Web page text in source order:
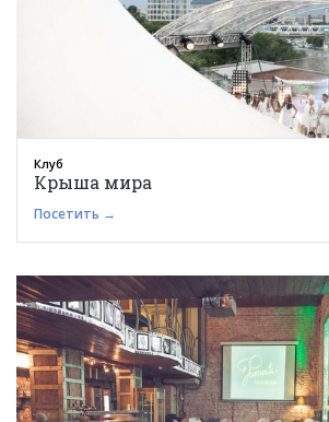
Клуб
Крыша мира
Посетить →